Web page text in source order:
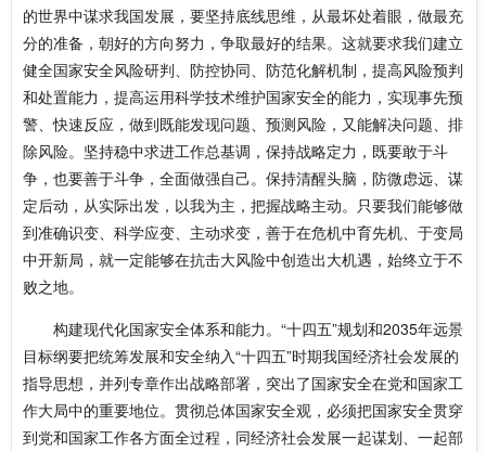
的世界中谋求我国发展，要坚持底线思维，从最坏处着眼，做最充
分的准备，朝好的方向努力，争取最好的结果。这就要求我们建立
健全国家安全风险研判、防控协同、防范化解机制，提高风险预判
和处置能力，提高运用科学技术维护国家安全的能力，实现事先预
警、快速反应，做到既能发现问题、预测风险，又能解决问题、排
除风险。坚持稳中求进工作总基调，保持战略定力，既要敢于斗
争，也要善于斗争，全面做强自己。保持清醒头脑，防微虑远、谋
定后动，从实际出发，以我为主，把握战略主动。只要我们能够做
到准确识变、科学应变、主动求变，善于在危机中育先机、于变局
中开新局，就一定能够在抗击大风险中创造出大机遇，始终立于不
败之地。
构建现代化国家安全体系和能力。“十四五”规划和2035年远景
目标纲要把统筹发展和安全纳入“十四五”时期我国经济社会发展的
指导思想，并列专章作出战略部署，突出了国家安全在党和国家工
作大局中的重要地位。贯彻总体国家安全观，必须把国家安全贯穿
到党和国家工作各方面全过程，同经济社会发展一起谋划、一起部